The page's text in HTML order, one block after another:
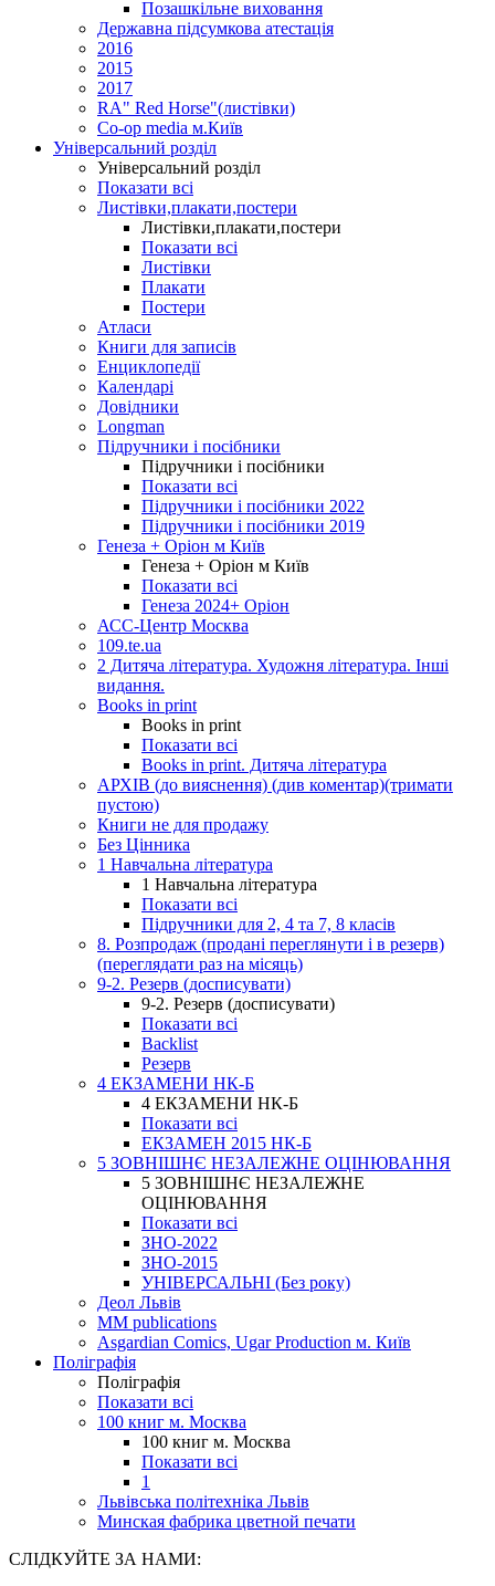
Позашкільне виховання
Державна підсумкова атестація
2016
2015
2017
RA" Red Horse"(листівки)
Co-op media м.Київ
Універсальний розділ
Універсальний розділ
Показати всі
Листівки,плакати,постери
Листівки,плакати,постери
Показати всі
Листівки
Плакати
Постери
Атласи
Книги для записів
Енциклопедії
Календарі
Довідники
Longman
Підручники і посібники
Підручники і посібники
Показати всі
Підручники і посібники 2022
Підручники і посібники 2019
Генеза + Оріон м Київ
Генеза + Оріон м Київ
Показати всі
Генеза 2024+ Оріон
АСС-Центр Москва
109.te.ua
2 Дитяча література. Художня література. Інші
видання.
Books in print
Books in print
Показати всі
Books in print. Дитяча література
АРХІВ (до вияснення) (див коментар)(тримати
пустою)
Книги не для продажу
Без Цінника
1 Навчальна література
1 Навчальна література
Показати всі
Підручники для 2, 4 та 7, 8 класів
8. Розпродаж (продані переглянути і в резерв)
(переглядати раз на місяць)
9-2. Резерв (досписувати)
9-2. Резерв (досписувати)
Показати всі
Backlist
Резерв
4 ЕКЗАМЕНИ НК-Б
4 ЕКЗАМЕНИ НК-Б
Показати всі
ЕКЗАМЕН 2015 НК-Б
5 ЗОВНІШНЄ НЕЗАЛЕЖНЕ ОЦІНЮВАННЯ
5 ЗОВНІШНЄ НЕЗАЛЕЖНЕ
ОЦІНЮВАННЯ
Показати всі
ЗНО-2022
ЗНО-2015
УНІВЕРСАЛЬНІ (Без року)
Деол Львів
MM publications
Asgardian Comics, Ugar Production м. Київ
Поліграфія
Поліграфія
Показати всі
100 книг м. Москва
100 книг м. Москва
Показати всі
1
Львівська політехніка Львів
Минская фабрика цветной печати
СЛІДКУЙТЕ ЗА НАМИ: